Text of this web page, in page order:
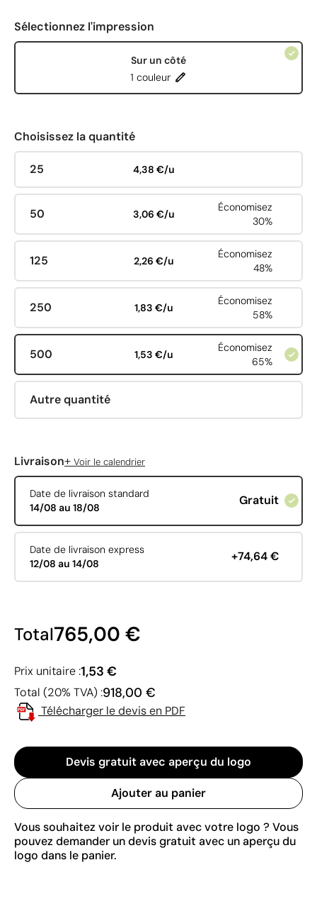
Sélectionnez l'impression
Sur un côté
1 couleur
Choisissez la quantité
25 4,38 €/u
50 3,06 €/u
Économisez
30%
125 2,26 €/u
Économisez
48%
250 1,83 €/u
Économisez
58%
500 1,53 €/u
Économisez
65%
Autre quantité
Livraison+ Voir le calendrier
Date de livraison standard
14/08 au 18/08
Gratuit
Date de livraison express
12/08 au 14/08
+74,64 €
Total765,00 €
Prix unitaire :1,53 €
Total (20% TVA) :918,00 €
Télécharger le devis en PDF
Devis gratuit avec aperçu du logo
Ajouter au panier
Vous souhaitez voir le produit avec votre logo ? Vous
pouvez demander un devis gratuit avec un aperçu du
logo dans le panier.